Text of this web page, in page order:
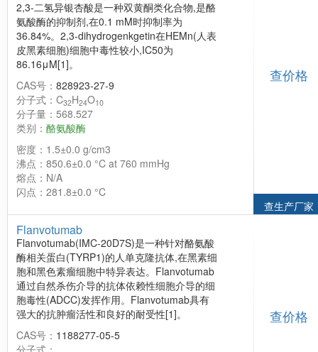
2,3-二氢异银杏酸是一种双黄酮类化合物,是酪
氨酸酶的抑制剂,在0.1 mM时抑制率为
36.84%。2,3-dihydrogenkgetin在HEMn(人表
皮黑素细胞)细胞中毒性较小,IC50为
86.16μM[1]。
CAS号： 828923-27-9
分子式：C32H24O10
分子量：568.527
类别： 酪氨酸酶
密度：1.5±0.0 g/cm3
沸点：850.6±0.0 °C at 760 mmHg
熔点：N/A
闪点：281.8±0.0 °C
查价格
查生产厂家
Flanvotumab
Flanvotumab(IMC-20D7S)是一种针对酪氨酸
酶相关蛋白(TYRP1)的人单克隆抗体,在黑素细
胞和黑色素瘤细胞中特异表达。Flanvotumab
通过自然杀伤介导的抗体依赖性细胞介导的细
胞毒性(ADCC)发挥作用。Flanvotumab具有
强大的抗肿瘤活性和良好的耐受性[1]。
CAS号： 1188277-05-5
分子式：
查价格